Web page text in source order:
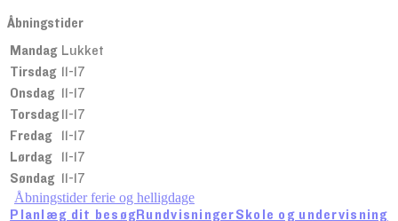
Åbningstider
Mandag Lukket
Tirsdag 11-17
Onsdag 11-17
Torsdag 11-17
Fredag
11-17
Lørdag
11-17
Søndag 11-17
Åbningstider ferie og helligdage
Planlæg dit besøgRundvisningerSkole og undervisning